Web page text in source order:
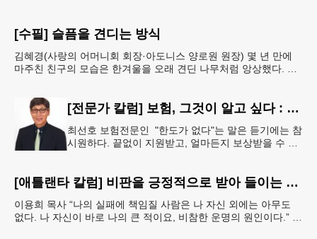
[수필] 슬픔을 견디는 방식
김혜경(사랑의 어머니회 회장·아도니스 양로원 원장) 몇 년 만에
마주친 친구의 모습은 한겨울을 오래 견딘 나무처럼 앙상했다. 핏
[전문가 칼럼] 보험, 그것이 알고 싶다 : 주택보험, 보상 한도액은 얼마나 가입해야 할까?
최선호 보험전문인 "한도가 없다"는 말은 듣기에는 참
시원하다. 끝없이 지원받고, 얼마든지 보상받을 수 있
[애틀랜타 칼럼] 비판을 긍정적으로 받아 들이는 마음
이용희 목사 “나의 실패에 책임질 사람은 나 자신 외에는 아무도
없다. 나 자신이 바로 나의 큰 적이요, 비참한 운명의 원인이다.” 이